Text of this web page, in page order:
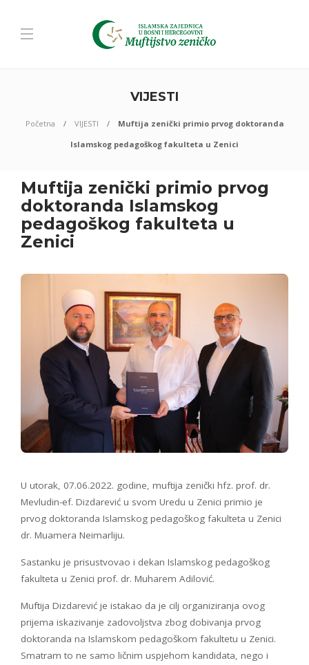
VIJESTI
Početna VIJESTI
Muftija zenički primio prvog doktoranda
Islamskog pedagoškog fakulteta u Zenici
Muftija zenički primio prvog
doktoranda Islamskog
pedagoškog fakulteta u
Zenici
U utorak, 07.06.2022. godine, muftija zenički hfz. prof. dr.
Mevludin-ef. Dizdarević u svom Uredu u Zenici primio je
prvog doktoranda Islamskog pedagoškog fakulteta u Zenici
dr. Muamera Neimarliju.
Sastanku je prisustvovao i dekan Islamskog pedagoškog
fakulteta u Zenici prof. dr. Muharem Adilović.
Muftija Dizdarević je istakao da je cilj organiziranja ovog
prijema iskazivanje zadovoljstva zbog dobivanja prvog
doktoranda na Islamskom pedagoškom fakultetu u Zenici.
Smatram to ne samo ličnim uspjehom kandidata, nego i